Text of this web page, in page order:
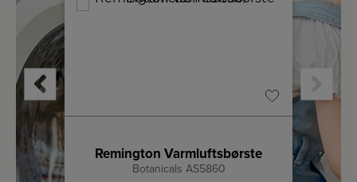
Remington Varmluftsbørste
Botanicals AS5860